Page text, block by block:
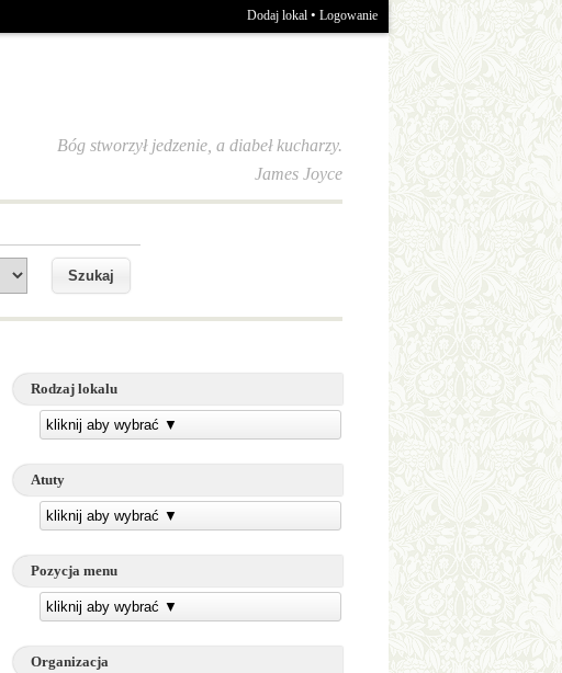
Dodaj lokal • Logowanie
Bóg stworzył jedzenie, a diabeł kucharzy.
James Joyce
Rodzaj lokalu
kliknij aby wybrać ▼
Atuty
kliknij aby wybrać ▼
Pozycja menu
kliknij aby wybrać ▼
Organizacja